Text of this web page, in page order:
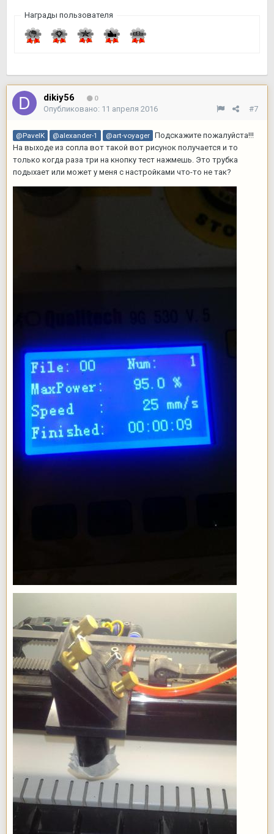
Награды пользователя
dikiy56 0
#7
Опубликовано: 11 апреля 2016
@PavelK @alexander-1 @art-voyager Подскажите пожалуйста!!!
На выходе из сопла вот такой вот рисунок получается и то
только когда раза три на кнопку тест нажмешь. Это трубка
подыхает или может у меня с настройками что-то не так?